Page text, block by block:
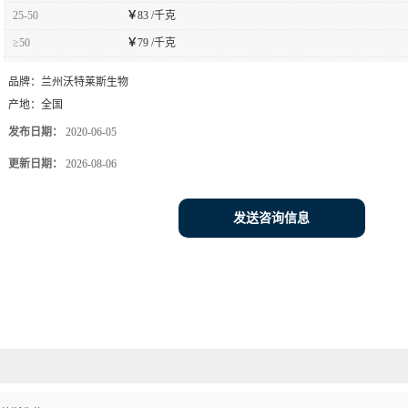
25-50 ￥83 /千克
≥50 ￥79 /千克
品牌： 兰州沃特莱斯生物
产地： 全国
发布日期： 2020-06-05
更新日期： 2026-08-06
发送咨询信息